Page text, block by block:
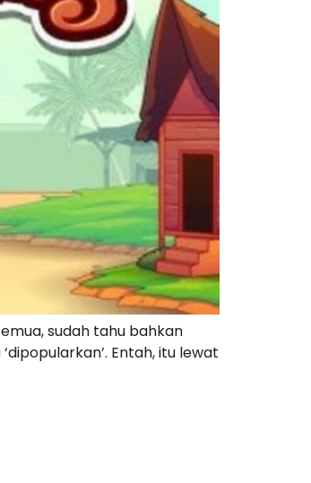
sudah tahu bahkan
Entah, itu lewat